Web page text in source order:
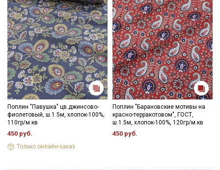
Поплин "Павушка" цв.джинсово-
фиолетовый, ш.1.5м, хлопок-100%,
110гр/м.кв
450 руб.
Только онлайн-заказ
Поплин "Барановские мотивы на
красно-терракотовом", ГОСТ,
ш.1.5м, хлопок-100%, 120гр/м.кв
450 руб.